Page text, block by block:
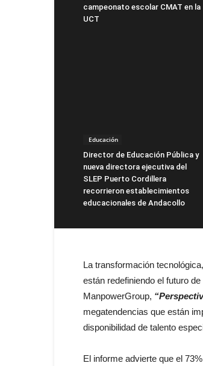
campeonato escolar CMAT en la
UCT
Educación
Director de Educación Pública y
nueva directora ejecutiva del
SLEP Puerto Cordillera
recorrieron establecimientos
educacionales de Andacollo
La transformación
están redefiniendo el futuro
ManpowerGroup,
megatendencias que están
disponibilidad de talento
El informe advierte que el